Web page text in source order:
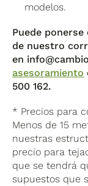
modelos.
Puede
de nuestro
en
asesoramiento
500 162.
* Precios para
Menos de 15
nuestras
precio para
que se tendrá
supuestos que